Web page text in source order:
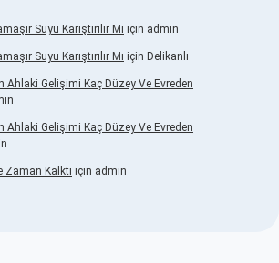
Suyu Karıştırılır Mı için admin
Suyu Karıştırılır Mı için Delikanlı
Ahlaki Gelişimi Kaç Düzey Ve Evreden
Ahlaki Gelişimi Kaç Düzey Ve Evreden
Zaman Kalktı için admin